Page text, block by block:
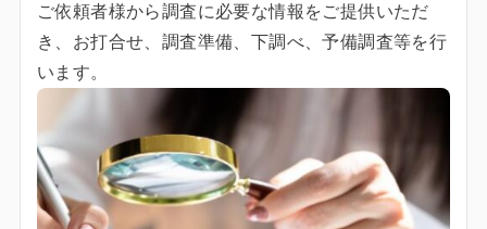
ご依頼者様から調査に必要な情報をご提供いただ
き、お打合せ、調査準備、下調べ、予備調査等を行
います。